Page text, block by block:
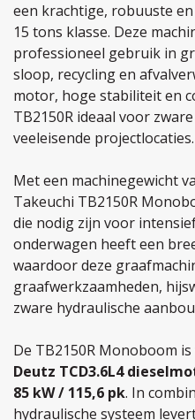
een krachtige, robuuste
15 tons klasse. Deze
professioneel gebruik in
sloop, recycling en
motor, hoge stabiliteit en
TB2150R ideaal voor
veeleisende projectlocaties.
Met een machinegewicht
Takeuchi TB2150R
die nodig zijn voor
onderwagen heeft een
waardoor deze
graafwerkzaamheden,
zware hydraulische
De TB2150R Monoboom
Deutz TCD3.6L4
85 kW / 115,6 pk. In
hydraulische systeem